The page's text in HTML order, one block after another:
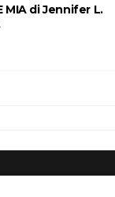
MIA di Jennifer L.